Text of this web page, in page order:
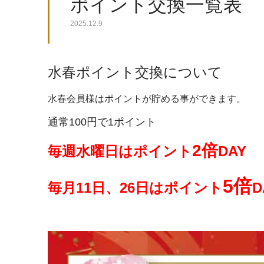
ポイント交換一覧表
2025.12.9
水春ポイント交換について
水春会員様はポイントが貯める事ができます。
通常100円で1ポイント
毎週水曜日はポイント 2倍DAY
毎月11日、26日はポイント 5倍